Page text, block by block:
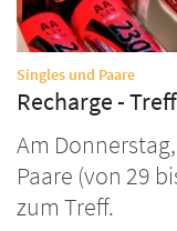
Singles und Paare:
Recharge -
Am
Paare (von 29
zum Treff.